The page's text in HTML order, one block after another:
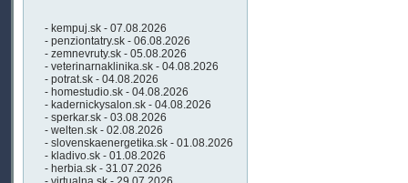
- kempuj.sk - 07.08.2026
- penziontatry.sk - 06.08.2026
- zemnevruty.sk - 05.08.2026
- veterinarnaklinika.sk - 04.08.2026
- potrat.sk - 04.08.2026
- homestudio.sk - 04.08.2026
- kadernickysalon.sk - 04.08.2026
- sperkar.sk - 03.08.2026
- welten.sk - 02.08.2026
- slovenskaenergetika.sk - 01.08.2026
- kladivo.sk - 01.08.2026
- herbia.sk - 31.07.2026